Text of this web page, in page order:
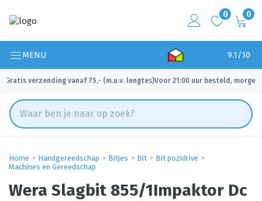
0 0
MENU 9.1/10
Gratis verzending vanaf 75,- (m.u.v. lengtes)
✓ Voor 21:00 uur besteld, morgen
Home Handgereedschap Bitjes Bit
Bit pozidrive
Machines en Gereedschap
Wera Slagbit 855/1Impaktor Dc